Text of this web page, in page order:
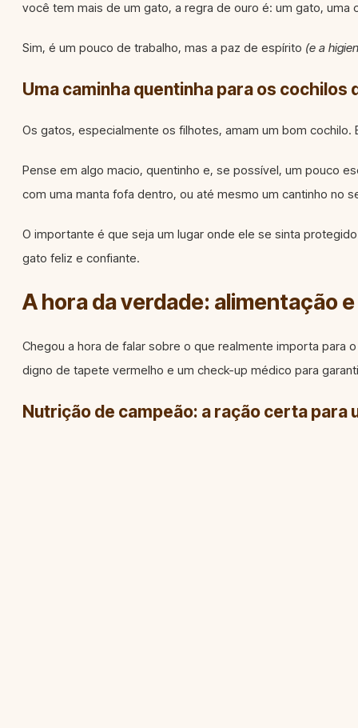
você tem mais de um gato, a regra de ouro é: um gato, uma
Sim, é um pouco de trabalho, mas a paz de espírito (e a
Uma caminha quentinha para os cochilos
Os gatos, especialmente os filhotes, amam um bom
Pense em algo macio, quentinho e, se possível, um pouco
com uma manta fofa dentro, ou até mesmo um cantinho no
O importante é que seja um lugar onde ele se sinta
gato feliz e confiante.
A hora da verdade: alimentação
Chegou a hora de falar sobre o que realmente importa para
digno de tapete vermelho e um check-up médico para
Nutrição de campeão: a ração certa